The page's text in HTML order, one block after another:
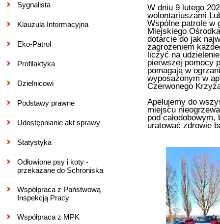
Sygnalista
Klauzula Informacyjna
Eko-Patrol
Profilaktyka
Dzielnicowi
Podstawy prawne
Udostępnianie akt sprawy
Statystyka
Odłowione psy i koty -
przekazane do Schroniska
Współpraca z Państwową
Inspekcją Pracy
Współpraca z MPK
W dniu 9 lutego
wolontariuszami
Wspólne patrole w
Miejskiego
dotarcie do jak
zagrożeniem
liczyć na
pierwszej pomocy
pomagają w
wyposażonym w
Czerwonego
Apelujemy do
miejscu
pod
uratować zdrowie